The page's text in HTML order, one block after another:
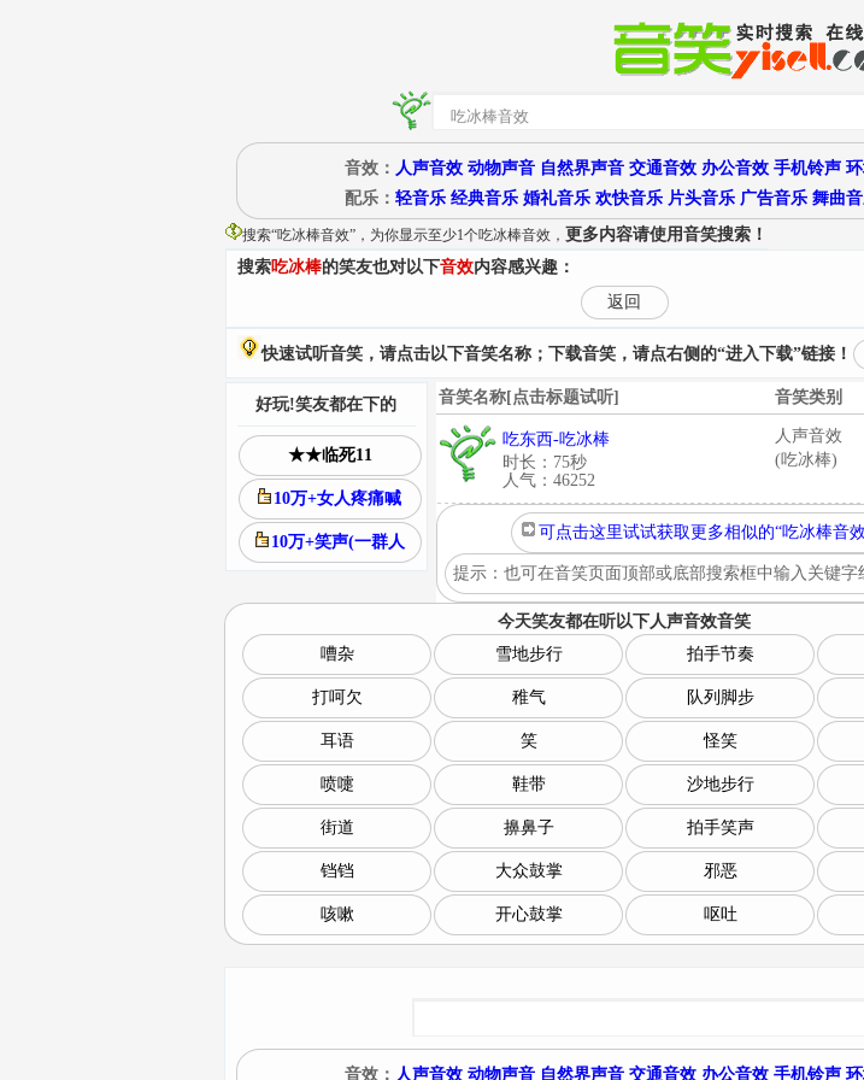
音效： 人声音效 动物声音 自然界声音 交通音效 办公音效 手机铃声
配乐： 轻音乐 经典音乐 婚礼音乐 欢快音乐 片头音乐 广告音乐 舞曲
搜索“吃冰棒音效”，为你显示至少1个吃冰棒音效， 更多内容请使用音笑搜索！
搜索吃冰棒的笑友也对以下音效内容感兴趣：
返回
快速试听音笑，请点击以下音笑名称；下载音笑，请点右侧的“进入下载”链接！
音笑名称[点击标题试听] 音笑类别
吃东西-吃冰棒
时长：75秒
人气：46252
人声音效
(吃冰棒)
可点击这里试试获取更多相似的“吃冰棒音
提示：也可在音笑页面顶部或底部搜索框中输入关键字
好玩!笑友都在下的
★★临死11
10万+女人疼痛喊
10万+笑声(一群人
今天笑友都在听以下人声音效音笑
嘈杂
雪地步行 拍手节奏
打呵欠 稚气 队列脚步
耳语 笑 怪笑
喷嚏 鞋带 沙地步行
街道 擤鼻子 拍手笑声
铛铛 大众鼓掌 邪恶
咳嗽 开心鼓掌 呕吐
音效： 人声音效 动物声音 自然界声音 交通音效 办公音效 手机铃声